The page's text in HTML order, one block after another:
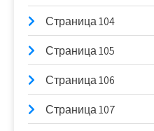
Страница 104
Страница 105
Страница 106
Страница 107